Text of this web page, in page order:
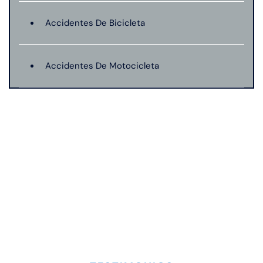
Accidentes De Bicicleta
Accidentes De Motocicleta